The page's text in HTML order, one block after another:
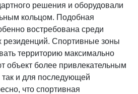
решения и оборудовали
кольцом. Подобная
востребована среди
резиденций. Спортивные зоны
территорию максимально
объект более привлекательным
и для последующей
что спортивная